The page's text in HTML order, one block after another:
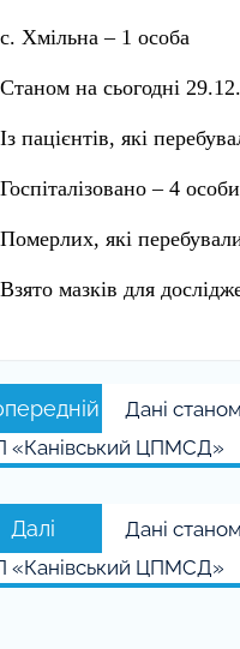
с. Хмільна – 1 особа
Станом на сьогодні
Із пацієнтів, які
Госпіталізовано – 4
Померлих, які
Взято мазків для
Попередній
запис:
Дані
«Канівський ЦПМСД»
Далі
Наступний
запис:
Дані
«Канівський ЦПМСД»